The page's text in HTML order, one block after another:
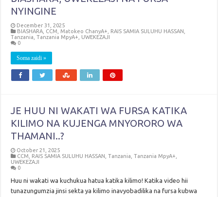
NYINGINE
December 31, 2025
BIASHARA CCM Matokeo ChanyA+ RAIS SAMIA SULUHU HASSAN
Tanzania ,Tanzania MpyA+
UWEKEZAJI
0
Soma zaidi »
JE HUU NI WAKATI WA FURSA KATIKA
KILIMO NA KUJENGA MNYORORO WA
THAMANI..?
October 21, 2025
CCM
RAIS SAMIA SULUHU HASSAN ,Tanzania ,Tanzania MpyA+
UWEKEZAJI
0
Huu ni wakati wa kuchukua hatua katika kilimo! Katika video hii
tunazungumzia jinsi sekta ya kilimo inavyobadilika na fursa kubwa